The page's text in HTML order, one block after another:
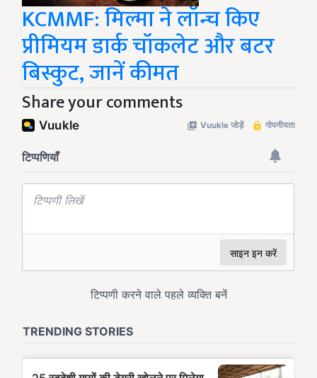
KCMMF: मिल्मा ने लॉन्च किए
प्रीमियम डार्क चॉकलेट और बटर
बिस्कुट, जानें कीमत
Share your comments